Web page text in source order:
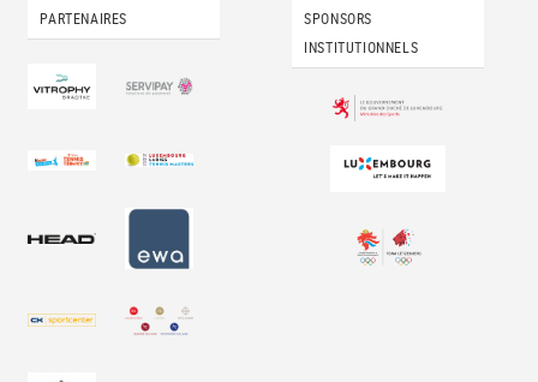
PARTENAIRES
SPONSORS
INSTITUTIONNELS